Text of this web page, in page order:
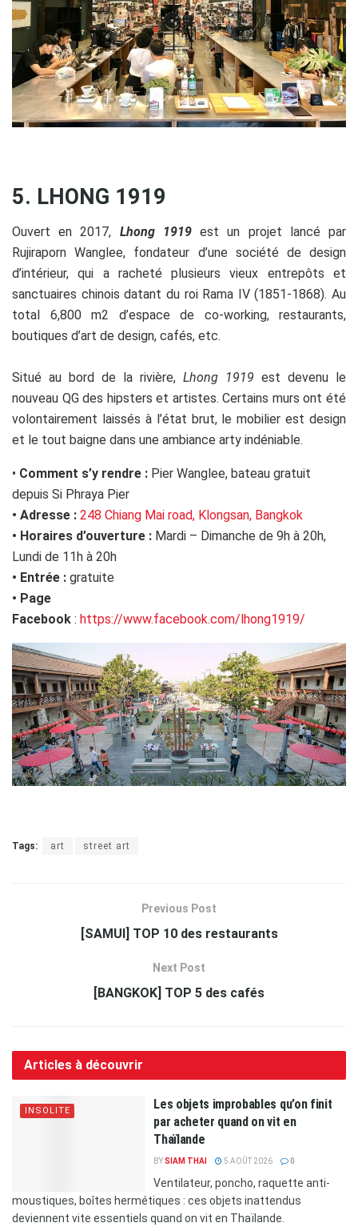
5. LHONG 1919
Ouvert en 2017, Lhong 1919est un projet lancé par
Rujiraporn Wanglee, fondateur d’une société de design
d’intérieur, qui a racheté plusieurs vieux entrepôts et
sanctuaires chinois datant du roi Rama IV (1851-1868). Au
total 6,800 m2 d’espace de co-working, restaurants,
boutiques d’art de design, cafés, etc.
Situé au bord de la rivière, Lhong 1919 est devenu le
nouveau QG des hipsters et artistes. Certains murs ont été
volontairement laissés à l’état brut, le mobilier est design
et le tout baigne dans une ambiance arty indéniable.
• Comment s’y rendre : Pier Wanglee, bateau gratuit
depuis Si Phraya Pier
• Adresse : 248 Chiang Mai road, Klongsan, Bangkok
• Horaires d’ouverture : Mardi – Dimanche de 9h à 20h,
Lundi de 11h à 20h
• Entrée : gratuite
• Page
Facebook : https://www.facebook.com/lhong1919/
Tags: art street art
Previous Post
[SAMUI] TOP 10 des restaurants
Next Post
[BANGKOK] TOP 5 des cafés
Articles à découvrir
INSOLITE
Les objets improbables qu’on finit
par acheter quand on vit en
Thaïlande
BYSIAM THAI 5 AOÛT 2026 0
Ventilateur, poncho, raquette anti-
moustiques, boîtes hermétiques : ces objets inattendus
deviennent vite essentiels quand on vit en Thaïlande.